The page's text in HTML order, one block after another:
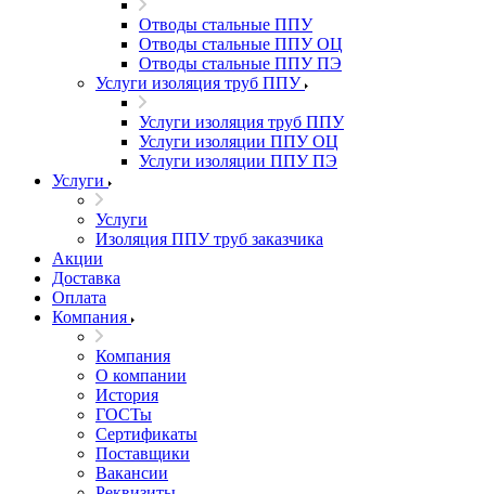
Отводы стальные ППУ
Отводы стальные ППУ ОЦ
Отводы стальные ППУ ПЭ
Услуги изоляция труб ППУ
Услуги изоляция труб ППУ
Услуги изоляции ППУ ОЦ
Услуги изоляции ППУ ПЭ
Услуги
Услуги
Изоляция ППУ труб заказчика
Акции
Доставка
Оплата
Компания
Компания
О компании
История
ГОСТы
Сертификаты
Поставщики
Вакансии